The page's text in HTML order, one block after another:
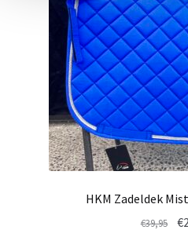
HKM Zadeldek
€39,95 €